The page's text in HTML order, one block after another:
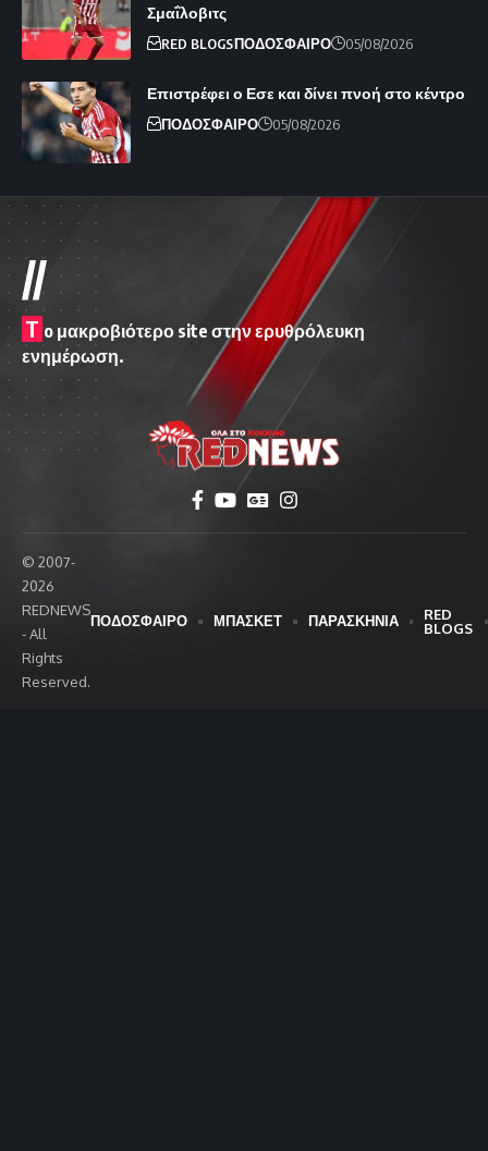
Σμαΐλοβιτς
RED BLOGSΠΟΔΟΣΦΑΙΡΟ 05/08/2026
Επιστρέφει ο Εσε και δίνει πνοή στο κέντρο
ΠΟΔΟΣΦΑΙΡΟ 05/08/2026
//
T o μακροβιότερο site στην ερυθρόλευκη
ενημέρωση.
© 2007-
2026
REDNEWS
- All
Rights
Reserved.
ΠΟΔΟΣΦΑΙΡΟ ΜΠΑΣΚΕΤ ΠΑΡΑΣΚΗΝΙΑ
RED
BLOGS